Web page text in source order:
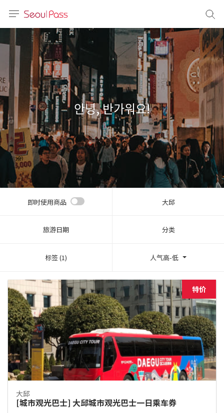
体)
文 (台灣)
안녕, 반가워요!
即时使用商品 大邱
旅游日期 分类
标签 (1) 人气高-低
特价
大邱
[城市观光巴士] 大邱城市观光巴士一日乘车券